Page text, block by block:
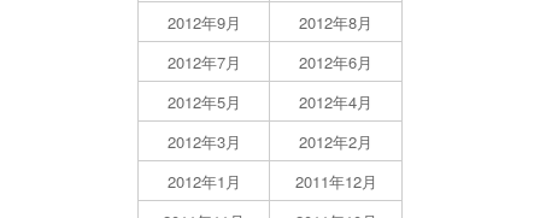
2012年9月
2012年8月
2012年7月
2012年6月
2012年5月
2012年4月
2012年3月
2012年2月
2012年1月
2011年12月